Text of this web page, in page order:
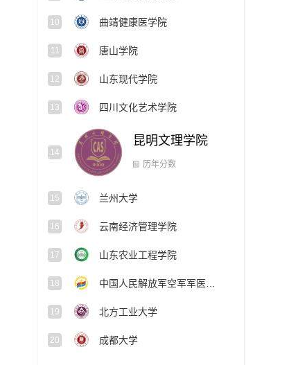
10 曲靖健康医学院
11 唐山学院
12 山东现代学院
13 四川文化艺术学院
昆明文理学院
兰州大学
16 云南经济管理学院
17 山东农业工程学院
18
19 北方工业大学
20 成都大学